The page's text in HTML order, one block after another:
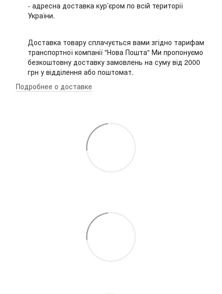
- адресна доставка кур’єром по всій території
України.
Доставка товару сплачується вами згідно тарифам
транспортної компанії "Нова Пошта" Ми пропонуємо
безкоштовну доставку замовлень на суму від 2000
грн у відділення або поштомат.
Подробнее о доставке